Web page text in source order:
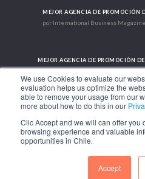
We use Cookies to evaluate our
evaluation helps us optimize the
able to remove your usage from our
more about how to do this in our
Clic Accept and we will can offer you
browsing experience and valuable
opportunities in Chile.
Accept
MEJOR AGENCIA DE PROMOCIÓN
por International Business Magazine
MEJOR AGENCIA DE PROMOCIÓN
2019 - 2022; 2024; 2025
CASO DE ÉXITO INTERNACIONAL
Av. Libertador Bernardo O'Higgins
Teléfono: (56-
SÍGUENOS